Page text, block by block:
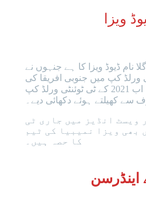
نام ڈیوڈ ویزا کا ہے جنہوں نے
ٹی ورلڈ کپ میں جنوبی افریقا کی
نمائندگی کی تھی جبکہ اب 2021 کے ٹی ٹوئنٹی ورلڈ کپ
سے کھیلتے ہوئے دکھائی دیے۔
ویسٹ انڈیز میں جاری ٹی
بھی ویزا نمیبیا کی ٹیم
کا حصہ ہیں۔
اینڈرسن